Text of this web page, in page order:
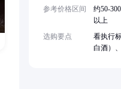
参考价格区间
约50-
以上
选购要点
看执行
白酒）